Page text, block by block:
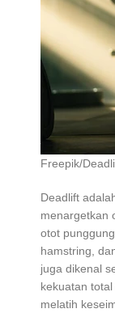
Freepik/
Deadlift
menargetkan
otot
hamstring,
juga dikenal
kekuatan
melatih